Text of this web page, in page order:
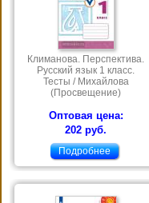
Климанова. Перспектива.
Русский язык 1 класс.
Тесты / Михайлова
(Просвещение)
Оптовая цена:
202 руб.
Подробнее